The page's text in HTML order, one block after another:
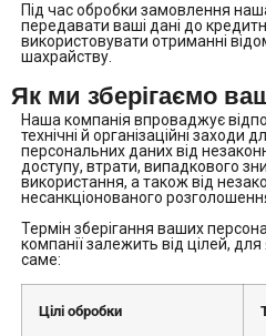
Під час обробки замовлення
передавати ваші дані до
використовувати отриманні
шахрайству.
Як ми зберігаємо
Наша компанія впроваджує
технічні й організаційні заходи
персональних даних від
доступу, втрати, випадкового
використання, а також від
несанкціонованого
Термін зберігання ваших
компанії залежить від цілей,
саме:
Цілі обробки